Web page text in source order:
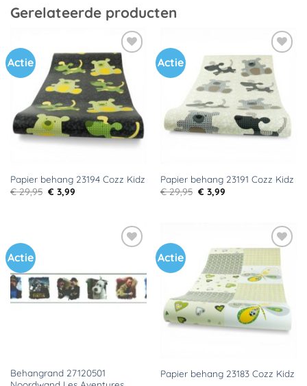
Gerelateerde producten
Actie
Toevoegen
aan
verlanglijst
Papier behang 23194 Cozz Kidz
€29,95 Oorspronkelijke
prijs
€ 3,99Huidige
Actie
Toevoegen
aan
verlanglijst
Papier behang 23191 Cozz Kidz
€29,95 Oorspronkelijke
prijs
€ 3,99Huidige
Actie
verlanglijst
Behangrand 27120501
Actie
aan
verlanglijst
Papier behang 23183 Cozz Kidz